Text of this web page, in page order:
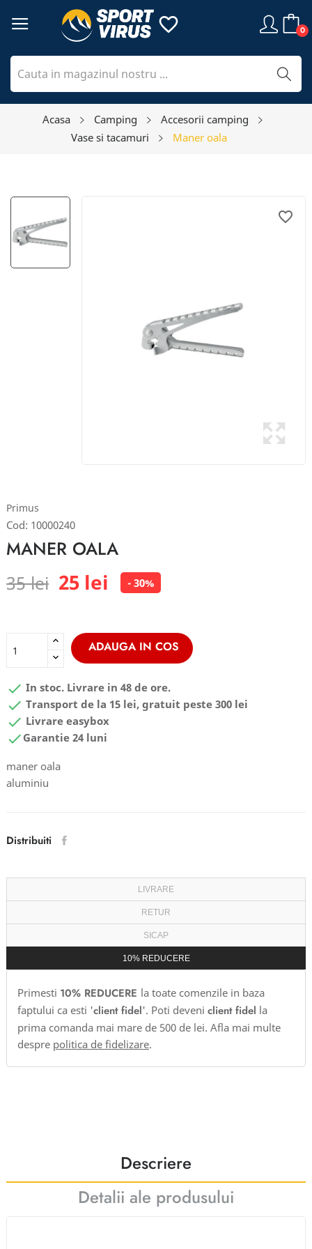
0
favorite_border
Acasa Camping
Accesorii camping
Vase si tacamuri
Maner oala
favorite_border
Primus
Cod: 10000240
MANER OALA
35 lei 25 lei - 30%
ADAUGA IN COS
 In stoc. Livrare in 48 de ore.
 Transport de la 15 lei, gratuit peste 300 lei
 Livrare easybox
 Garantie 24 luni
maner oala
aluminiu
Distribuiti
LIVRARE
RETUR
SICAP
10% REDUCERE
Primesti 10% REDUCERE la toate comenzile in baza
faptului ca esti 'client fidel'. Poti deveni client fidel la
prima comanda mai mare de 500 de lei. Afla mai multe
despre politica de fidelizare.
Descriere
Detalii ale produsului